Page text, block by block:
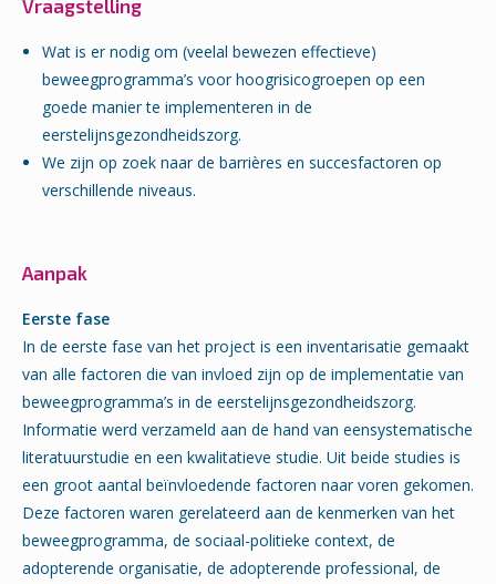
Vraagstelling
Wat is er nodig om (veelal bewezen effectieve)
beweegprogramma’s voor hoogrisicogroepen op een
goede manier te implementeren in de
eerstelijnsgezondheidszorg.
We zijn op zoek naar de barrières en succesfactoren op
verschillende niveaus.
Aanpak
Eerste fase
In de eerste fase van het project is een inventarisatie gemaakt
van alle factoren die van invloed zijn op de implementatie van
beweegprogramma’s in de eerstelijnsgezondheidszorg.
Informatie werd verzameld aan de hand van eensystematische
literatuurstudie en een kwalitatieve studie. Uit beide studies is
een groot aantal beïnvloedende factoren naar voren gekomen.
Deze factoren waren gerelateerd aan de kenmerken van het
beweegprogramma, de sociaal-politieke context, de
adopterende organisatie, de adopterende professional, de